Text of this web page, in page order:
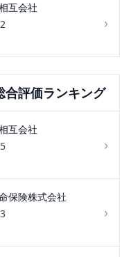
互会社
›
合評価ランキング
互会社
›
保険株式会社
›